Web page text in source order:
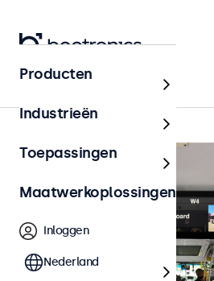
In-vehicle
Producten
Industrieën
Toepassingen
Maatwerkoplossingen
Inloggen
Nederland